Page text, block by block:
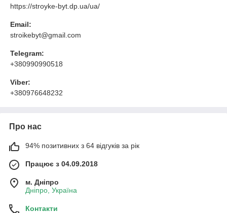
https://stroyke-byt.dp.ua/ua/
Email:
stroikebyt@gmail.com
Telegram:
+380990990518
Viber:
+380976648232
Про нас
94% позитивних з 64 відгуків за рік
Працює з 04.09.2018
м. Дніпро
Дніпро, Україна
Контакти